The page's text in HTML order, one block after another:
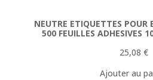
NEUTRE ETIQUETTES POUR
500 FEUILLES ADHESIVES
25,08 €
Ajouter au